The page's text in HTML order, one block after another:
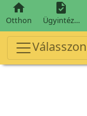

Otthon

Ügyintéz…